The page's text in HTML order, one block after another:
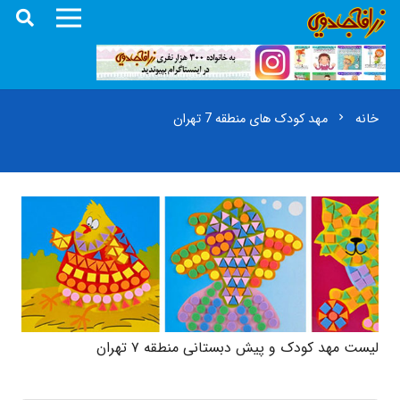
خانه chevron_right مهد کودک های منطقه 7 تهران
لیست مهد کودک و پیش دبستانی منطقه ۷ تهران